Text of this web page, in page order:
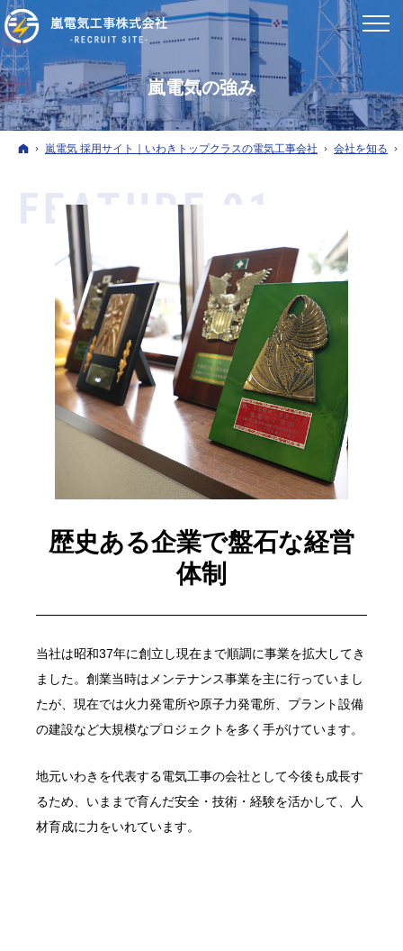
嵐電気の強み
ホーム
嵐電気 採用サイト｜いわきトップクラスの電気工事会社 会社を知る
FEATURE 01
歴史ある企業で盤石な経営
体制
当社は昭和37年に創立し現在まで順調に事業を拡大してき
ました。創業当時はメンテナンス事業を主に行っていまし
たが、現在では火力発電所や原子力発電所、プラント設備
の建設など大規模なプロジェクトを多く手がけています。
地元いわきを代表する電気工事の会社として今後も成長す
るため、いままで育んだ安全・技術・経験を活かして、人
材育成に力をいれています。